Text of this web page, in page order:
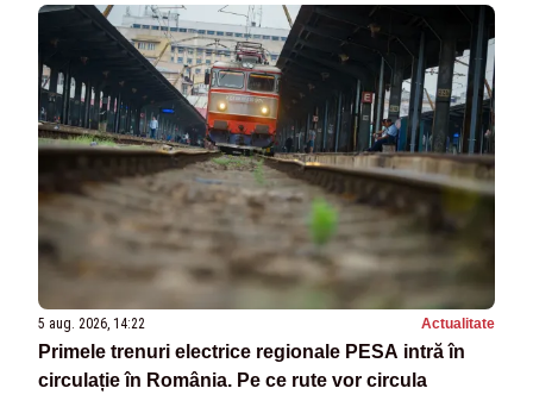
5 aug. 2026, 14:22 Actualitate
Primele trenuri electrice regionale PESA intră în
circulație în România. Pe ce rute vor circula